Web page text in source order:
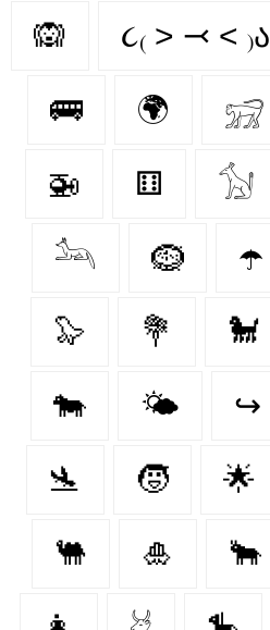
🙉 ૮₍ ˃ ⤙ ˂ ₎ა
🚌 🌍 𓃸
🚁 ⚅ 𓃩
𓃢 🪹 ☂️
🦭 💐 🐩
🐄 🌤️ ↪
🛬 🧒 🌟
🐫 🎍 🐂